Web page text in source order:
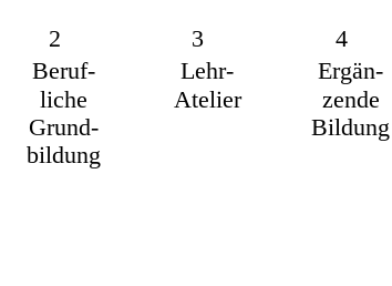
Beruf-
liche
Grund-
bildung
Lehr-
Atelier
Ergän-
zende
Bildung
2 3 4